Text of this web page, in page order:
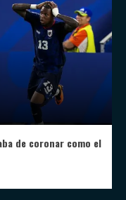
de coronar como el